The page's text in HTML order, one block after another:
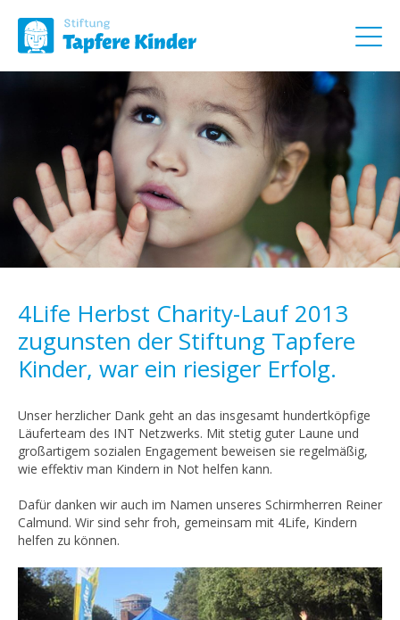
4Life Herbst Charity-Lauf 2013
zugunsten der Stiftung Tapfere
Kinder, war ein riesiger Erfolg.
Unser herzlicher Dank geht an das insgesamt hundertköpfige
Läuferteam des INT Netzwerks. Mit stetig guter Laune und
großartigem sozialen Engagement beweisen sie regelmäßig,
wie effektiv man Kindern in Not helfen kann.
Dafür danken wir auch im Namen unseres Schirmherren Reiner
Calmund. Wir sind sehr froh, gemeinsam mit 4Life, Kindern
helfen zu können.